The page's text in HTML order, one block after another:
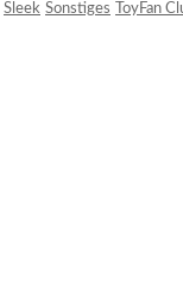
Sleek Sonstiges ToyFan